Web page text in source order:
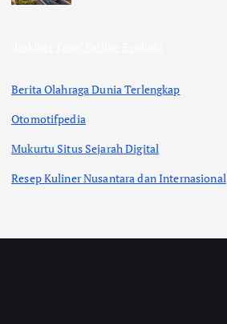
Berita Olahraga Dunia Terlengkap
Otomotifpedia
Mukurtu Situs Sejarah Digital
Resep Kuliner Nusantara dan Internasional